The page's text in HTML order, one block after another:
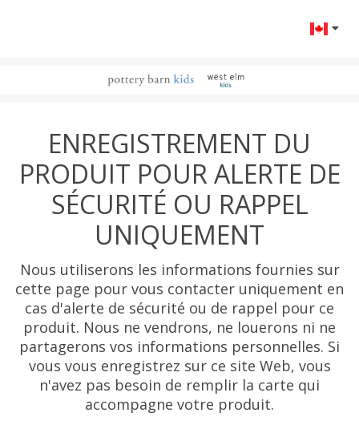
Change
ENREGISTREMENT DU
PRODUIT POUR ALERTE DE
SÉCURITÉ OU RAPPEL
UNIQUEMENT
Nous utiliserons les informations fournies sur
cette page pour vous contacter uniquement en
cas d'alerte de sécurité ou de rappel pour ce
produit. Nous ne vendrons, ne louerons ni ne
partagerons vos informations personnelles. Si
vous vous enregistrez sur ce site Web, vous
n'avez pas besoin de remplir la carte qui
accompagne votre produit.